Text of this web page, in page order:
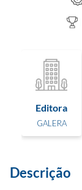
Editora
GALERA
Descrição